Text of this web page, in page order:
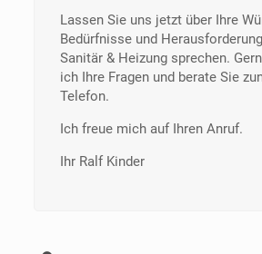
Lassen Sie uns jetzt über Ihre
Bedürfnisse und
Sanitär & Heizung sprechen.
ich Ihre Fragen und berate Sie
Telefon.
Ich freue mich auf Ihren Anruf.
Ihr Ralf Kinder